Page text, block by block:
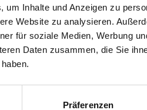
um Inhalte und Anzeigen zu
Website zu analysieren.
für soziale Medien, Werbung
Daten zusammen, die Sie
Präferenzen
Die